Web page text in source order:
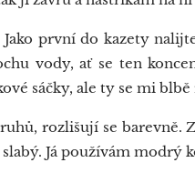
první do kazety
vody, ať se ten
sáčky, ale ty se mi
rozlišují se barevně.
Já používám modrý